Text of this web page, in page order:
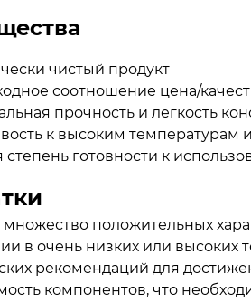
чистый продукт
соотношение цена/
прочность и легкость
к высоким температурам
степень готовности к
положительных
в очень низких или высоких
рекомендаций для
компонентов, что